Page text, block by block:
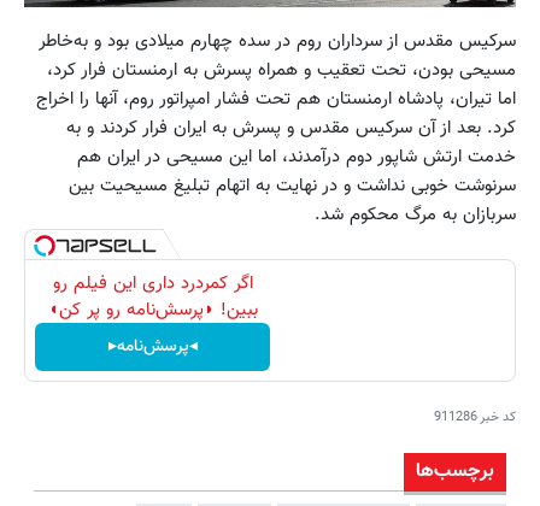
سرکیس مقدس از سرداران روم در سده چهارم میلادی بود و به‌خاطر
مسیحی بودن، تحت تعقیب و همراه پسرش به ارمنستان فرار کرد،
اما تیران، پادشاه ارمنستان هم تحت فشار امپراتور روم، آنها را اخراج
کرد. بعد از آن سرکیس مقدس و پسرش به ایران فرار کردند و به
خدمت ارتش شاپور دوم درآمدند، اما این مسیحی در ایران هم
سرنوشت خوبی نداشت و در نهایت به اتهام تبلیغ مسیحیت بین
سربازان به مرگ محکوم شد.
اگر کمردرد داری این فیلم رو
ببین! ◗پرسش‌نامه رو پر کن◖
◂پرسش‌نامه▸
کد خبر911286
برچسب‌ها